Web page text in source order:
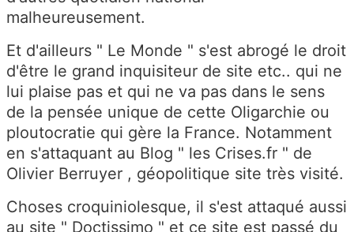
malheureusement.
Et d'ailleurs " Le Monde " s'est abrogé le droit
d'être le grand inquisiteur de site etc.. qui ne
lui plaise pas et qui ne va pas dans le sens
de la pensée unique de cette Oligarchie ou
ploutocratie qui gère la France. Notamment
en s'attaquant au Blog " les Crises.fr " de
Olivier Berruyer , géopolitique site très visité.
Choses croquiniolesque, il s'est attaqué aussi
au site " Doctissimo " et ce site est passé du